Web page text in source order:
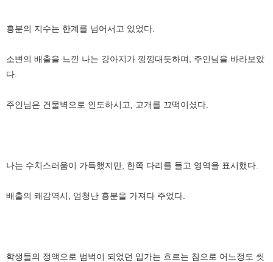
흥분의 지수는 한계를 넘어서고 있었다.
소변의 배출을 느낀 나는 강아지가 낑낑대듯하며, 주인님을 바라보았
다.
주인님은 건물벽으로 인도하시고, 고개를 끄떡이셨다.
나는 수치스러움이 가득했지만, 한쪽 다리를 들고 영역을 표시했다.
배출의 쾌감역시, 엄청난 흥분을 가져다 주었다.
학생들의 정액으로 범벅이 되었던 입가는 흐르는 침으로 어느정도 씻